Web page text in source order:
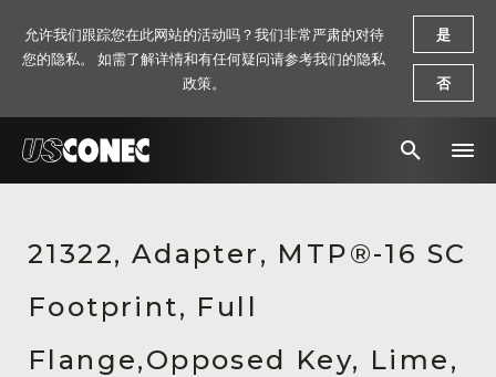
解决方案
产品
资源
21322, Adapter, MTP®-16 SC
Footprint, Full
Flange,Opposed Key, Lime,
允许我们跟踪您在此网站的活动吗？我们非常严肃的对待
您的隐私。 如需了解详情和有任何疑问请参考我们的隐私
政策。
是
否